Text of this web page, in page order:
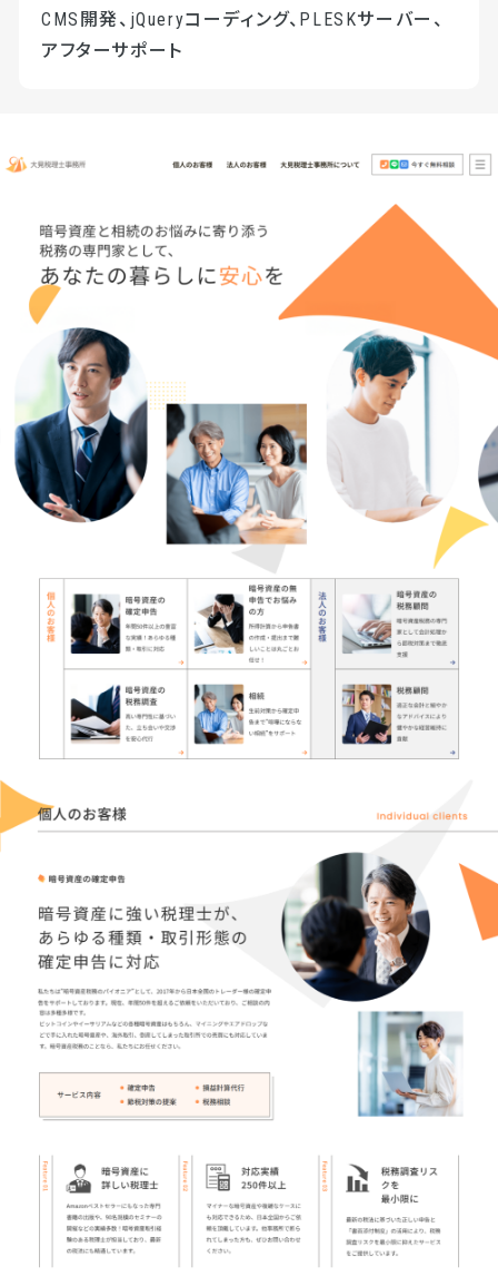
CMS開発、jQueryコーディング、PLESKサーバー、
アフターサポート